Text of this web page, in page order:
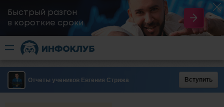
Быстрый разгон
​в короткие сроки
Отчеты учеников Евгения Стрижа Вступить